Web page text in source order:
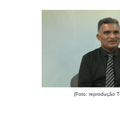
(Foto: reprodução